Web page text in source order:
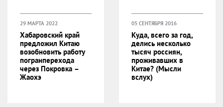
29 МАРТА 2022
Хабаровский край
предложил Китаю
возобновить работу
погранперехода
через Покровка –
Жаохэ
05 СЕНТЯБРЯ 2016
Куда, всего за год,
делись несколько
тысяч россиян,
проживавших в
Китае? (Мысли
вслух)